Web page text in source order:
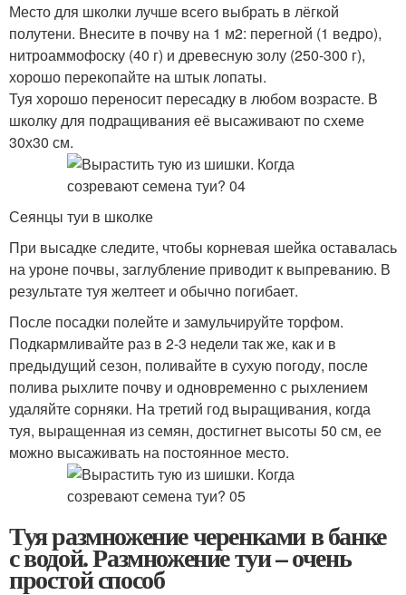
Место для школки лучше всего выбрать в лёгкой
полутени. Внесите в почву на 1 м2: перегной (1 ведро),
нитроаммофоску (40 г) и древесную золу (250-300 г),
хорошо перекопайте на штык лопаты.
Туя хорошо переносит пересадку в любом возрасте. В
школку для подращивания её высаживают по схеме
30х30 см.
Сеянцы туи в школке
При высадке следите, чтобы корневая шейка оставалась
на уроне почвы, заглубление приводит к выпреванию. В
результате туя желтеет и обычно погибает.
После посадки полейте и замульчируйте торфом.
Подкармливайте раз в 2-3 недели так же, как и в
предыдущий сезон, поливайте в сухую погоду, после
полива рыхлите почву и одновременно с рыхлением
удаляйте сорняки. На третий год выращивания, когда
туя, выращенная из семян, достигнет высоты 50 см, ее
можно высаживать на постоянное место.
Туя размножение черенками в банке
с водой. Размножение туи – очень
простой способ